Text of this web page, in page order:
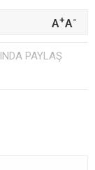
A+A-
PAYLAŞ